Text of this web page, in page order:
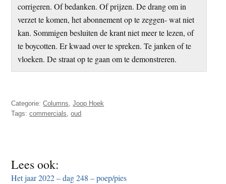
corrigeren. Of bedanken. Of prijzen. De drang om in
verzet te komen, het abonnement op te zeggen- wat niet
kan. Sommigen besluiten de krant niet meer te lezen, of
te boycotten. Er kwaad over te spreken. Te janken of te
vloeken. De straat op te gaan om te demonstreren.
Categorie:Columns,Joop Hoek
Tags:commercials,oud
Lees ook:
Het jaar 2022 – dag 248 – poep/pies